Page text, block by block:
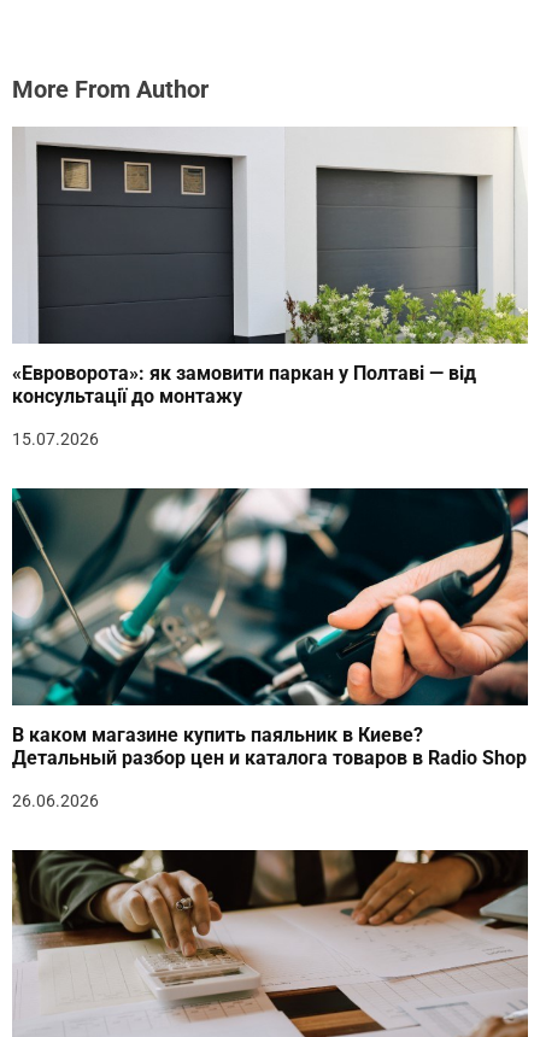
More From Author
«Евроворота»: як замовити паркан у Полтаві — від
консультації до монтажу
15.07.2026
В каком магазине купить паяльник в Киеве?
Детальный разбор цен и каталога товаров в Radio Shop
26.06.2026